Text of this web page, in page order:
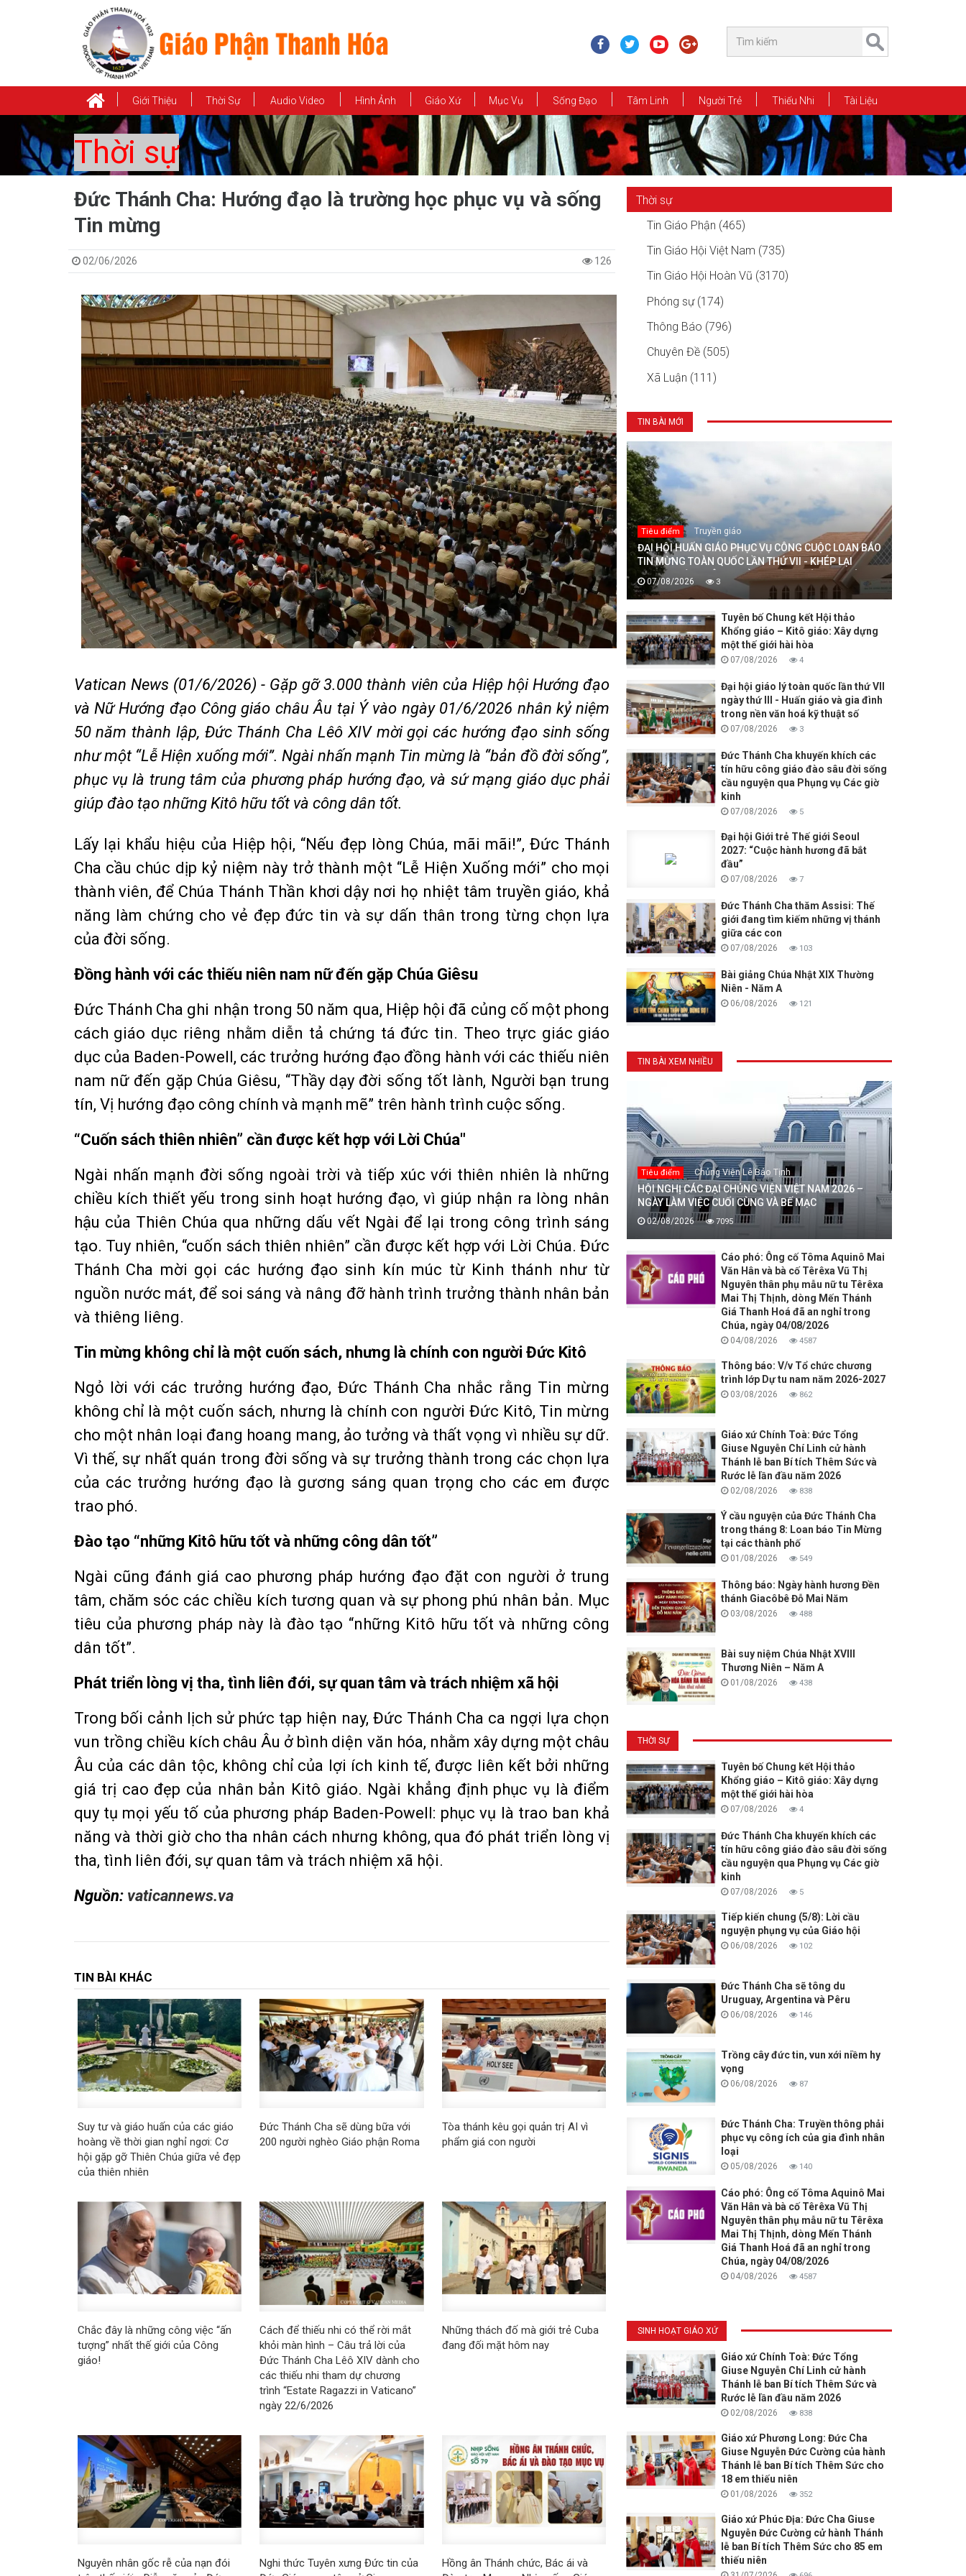
Giới Thiệu Thời Sự Audio Video Hình Ảnh Giáo Xứ Mục Vụ Sống Đạo Tâm Linh Người Trẻ Thiếu Nhi Tài Liệu
Thời sự
Đức Thánh Cha: Hướng đạo là trường học phục vụ và sống
Tin mừng
02/06/2026 126
Vatican News (01/6/2026) - Gặp gỡ 3.000 thành viên của Hiệp hội Hướng đạo
và Nữ Hướng đạo Công giáo châu Âu tại Ý vào ngày 01/6/2026 nhân kỷ niệm
50 năm thành lập, Đức Thánh Cha Lêô XIV mời gọi các hướng đạo sinh sống
như một “Lễ Hiện xuống mới”. Ngài nhấn mạnh Tin mừng là “bản đồ đời sống”,
phục vụ là trung tâm của phương pháp hướng đạo, và sứ mạng giáo dục phải
giúp đào tạo những Kitô hữu tốt và công dân tốt.
Lấy lại khẩu hiệu của Hiệp hội, “Nếu đẹp lòng Chúa, mãi mãi!”, Đức Thánh
Cha cầu chúc dịp kỷ niệm này trở thành một “Lễ Hiện Xuống mới” cho mọi
thành viên, để Chúa Thánh Thần khơi dậy nơi họ nhiệt tâm truyền giáo, khả
năng làm chứng cho vẻ đẹp đức tin và sự dấn thân trong từng chọn lựa
của đời sống.
Đồng hành với các thiếu niên nam nữ đến gặp Chúa Giêsu
Đức Thánh Cha ghi nhận trong 50 năm qua, Hiệp hội đã củng cố một phong
cách giáo dục riêng nhằm diễn tả chứng tá đức tin. Theo trực giác giáo
dục của Baden-Powell, các trưởng hướng đạo đồng hành với các thiếu niên
nam nữ đến gặp Chúa Giêsu, “Thầy dạy đời sống tốt lành, Người bạn trung
tín, Vị hướng đạo công chính và mạnh mẽ” trên hành trình cuộc sống.
“Cuốn sách thiên nhiên” cần được kết hợp với Lời Chúa"
Ngài nhấn mạnh đời sống ngoài trời và tiếp xúc với thiên nhiên là những
chiều kích thiết yếu trong sinh hoạt hướng đạo, vì giúp nhận ra lòng nhân
hậu của Thiên Chúa qua những dấu vết Ngài để lại trong công trình sáng
tạo. Tuy nhiên, “cuốn sách thiên nhiên” cần được kết hợp với Lời Chúa. Đức
Thánh Cha mời gọi các hướng đạo sinh kín múc từ Kinh thánh như từ
nguồn nước mát, để soi sáng và nâng đỡ hành trình trưởng thành nhân bản
và thiêng liêng.
Tin mừng không chỉ là một cuốn sách, nhưng là chính con người Đức Kitô
Ngỏ lời với các trưởng hướng đạo, Đức Thánh Cha nhắc rằng Tin mừng
không chỉ là một cuốn sách, nhưng là chính con người Đức Kitô, Tin mừng
cho một nhân loại đang hoang mang, ảo tưởng và thất vọng vì nhiều sự dữ.
Vì thế, sự nhất quán trong đời sống và sự trưởng thành trong các chọn lựa
của các trưởng hướng đạo là gương sáng quan trọng cho các em được
trao phó.
Đào tạo “những Kitô hữu tốt và những công dân tốt”
Ngài cũng đánh giá cao phương pháp hướng đạo đặt con người ở trung
tâm, chăm sóc các chiều kích tương quan và sự phong phú nhân bản. Mục
tiêu của phương pháp này là đào tạo “những Kitô hữu tốt và những công
dân tốt”.
Phát triển lòng vị tha, tình liên đới, sự quan tâm và trách nhiệm xã hội
Trong bối cảnh lịch sử phức tạp hiện nay, Đức Thánh Cha ca ngợi lựa chọn
vun trồng chiều kích châu Âu ở bình diện văn hóa, nhằm xây dựng một châu
Âu của các dân tộc, không chỉ của lợi ích kinh tế, được liên kết bởi những
giá trị cao đẹp của nhân bản Kitô giáo. Ngài khẳng định phục vụ là điểm
quy tụ mọi yếu tố của phương pháp Baden-Powell: phục vụ là trao ban khả
năng và thời giờ cho tha nhân cách nhưng không, qua đó phát triển lòng vị
tha, tình liên đới, sự quan tâm và trách nhiệm xã hội.
Nguồn: vaticannews.va
TIN BÀI KHÁC
Suy tư và giáo huấn của các giáo
hoàng về thời gian nghỉ ngơi: Cơ
hội gặp gỡ Thiên Chúa giữa vẻ đẹp
của thiên nhiên
Đức Thánh Cha sẽ dùng bữa với
200 người nghèo Giáo phận Roma
Tòa thánh kêu gọi quản trị AI vì
phẩm giá con người
Chắc đây là những công việc “ấn
tượng” nhất thế giới của Công
giáo!
Cách để thiếu nhi có thể rời mắt
khỏi màn hình – Câu trả lời của
Đức Thánh Cha Lêô XIV dành cho
các thiếu nhi tham dự chương
trình “Estate Ragazzi in Vaticano”
ngày 22/6/2026
Những thách đố mà giới trẻ Cuba
đang đối mặt hôm nay
Nguyên nhân gốc rễ của nạn đói
Nghi thức Tuyên xưng Đức tin của
Hồng ân Thánh chức, Bác ái và
Thời sự
Tin Giáo Phận (465)
Tin Giáo Hội Việt Nam (735)
Tin Giáo Hội Hoàn Vũ (3170)
Phóng sự (174)
Thông Báo (796)
Chuyên Đề (505)
Xã Luận (111)
TIN BÀI MỚI
Tiêu điểm Truyền giáo
ĐẠI HỘI HUẤN GIÁO PHỤC VỤ CÔNG CUỘC LOAN BÁO
TIN MỪNG TOÀN QUỐC LẦN THỨ VII - KHÉP LẠI
TRONG HIỆP THÔNG, MỞ RA MỘT HƯỚNG ĐI MỚI
CHO CÔNG CUỘC HUẤN GIÁO VIỆT NAM
07/08/2026 3
Tuyên bố Chung kết Hội thảo
Khổng giáo – Kitô giáo: Xây dựng
một thế giới hài hòa
07/08/2026 4
Đại hội giáo lý toàn quốc lần thứ VII
ngày thứ III - Huấn giáo và gia đình
trong nền văn hoá kỹ thuật số
07/08/2026 3
Đức Thánh Cha khuyến khích các
tín hữu công giáo đào sâu đời sống
cầu nguyện qua Phụng vụ Các giờ
kinh
07/08/2026 5
Đại hội Giới trẻ Thế giới Seoul
2027: “Cuộc hành hương đã bắt
đầu”
07/08/2026 7
Đức Thánh Cha thăm Assisi: Thế
giới đang tìm kiếm những vị thánh
giữa các con
07/08/2026 103
Bài giảng Chúa Nhật XIX Thường
Niên - Năm A
06/08/2026 121
TIN BÀI XEM NHIỀU
Tiêu điểm Chủng Viện Lê Bảo Tịnh
HỘI NGHỊ CÁC ĐẠI CHỦNG VIỆN VIỆT NAM 2026 –
NGÀY LÀM VIỆC CUỐI CÙNG VÀ BẾ MẠC
02/08/2026 7095
Cáo phó: Ông cố Tôma Aquinô Mai
Văn Hân và bà cố Têrêxa Vũ Thị
Nguyên thân phụ mẫu nữ tu Têrêxa
Mai Thị Thịnh, dòng Mến Thánh
Giá Thanh Hoá đã an nghỉ trong
Chúa, ngày 04/08/2026
04/08/2026 4587
Thông báo: V/v Tổ chức chương
trình lớp Dự tu nam năm 2026-2027
03/08/2026 862
Giáo xứ Chính Toà: Đức Tổng
Giuse Nguyễn Chí Linh cử hành
Thánh lễ ban Bí tích Thêm Sức và
Rước lễ lần đầu năm 2026
02/08/2026 838
Ý cầu nguyện của Đức Thánh Cha
trong tháng 8: Loan báo Tin Mừng
tại các thành phố
01/08/2026 549
Thông báo: Ngày hành hương Đền
thánh Giacôbê Đỗ Mai Năm
03/08/2026 488
Bài suy niệm Chúa Nhật XVIII
Thương Niên – Năm A
01/08/2026 438
THỜI SỰ
Tuyên bố Chung kết Hội thảo
Khổng giáo – Kitô giáo: Xây dựng
một thế giới hài hòa
07/08/2026 4
Đức Thánh Cha khuyến khích các
tín hữu công giáo đào sâu đời sống
cầu nguyện qua Phụng vụ Các giờ
kinh
07/08/2026 5
Tiếp kiến chung (5/8): Lời cầu
nguyện phụng vụ của Giáo hội
06/08/2026 102
Đức Thánh Cha sẽ tông du
Uruguay, Argentina và Pêru
06/08/2026 146
Trồng cây đức tin, vun xới niềm hy
vọng
06/08/2026 87
Đức Thánh Cha: Truyền thông phải
phục vụ công ích của gia đình nhân
loại
05/08/2026 140
Cáo phó: Ông cố Tôma Aquinô Mai
Văn Hân và bà cố Têrêxa Vũ Thị
Nguyên thân phụ mẫu nữ tu Têrêxa
Mai Thị Thịnh, dòng Mến Thánh
Giá Thanh Hoá đã an nghỉ trong
Chúa, ngày 04/08/2026
04/08/2026 4587
SINH HOẠT GIÁO XỨ
Giáo xứ Chính Toà: Đức Tổng
Giuse Nguyễn Chí Linh cử hành
Thánh lễ ban Bí tích Thêm Sức và
Rước lễ lần đầu năm 2026
02/08/2026 838
Giáo xứ Phương Long: Đức Cha
Giuse Nguyễn Đức Cường của hành
Thánh lễ ban Bí tích Thêm Sức cho
18 em thiếu niên
01/08/2026 352
Giáo xứ Phúc Địa: Đức Cha Giuse
Nguyễn Đức Cường cử hành Thánh
lễ ban Bí tích Thêm Sức cho 85 em
thiếu niên